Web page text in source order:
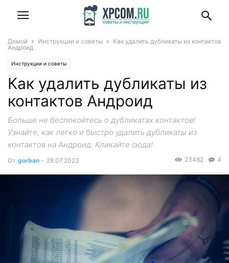
Домой Инструкции и советы
Как удалить дубликаты из контактов
Андроид
Инструкции и советы
Как удалить дубликаты из
контактов Андроид
Больше не беспокойтесь о дубликатах контактов!
Узнайте, как легко и быстро удалить дубликаты из
контактов на Андроид. Кликайте сюда!
От gorban - 28.07.2023 4
23482